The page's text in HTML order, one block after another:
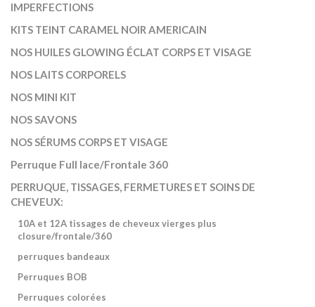
IMPERFECTIONS
KITS TEINT CARAMEL NOIR AMERICAIN
NOS HUILES GLOWING ÉCLAT CORPS ET VISAGE
NOS LAITS CORPORELS
NOS MINI KIT
NOS SAVONS
NOS SÉRUMS CORPS ET VISAGE
Perruque Full lace/Frontale 360
PERRUQUE, TISSAGES, FERMETURES ET SOINS DE
CHEVEUX:
10A et 12A tissages de cheveux vierges plus
closure/frontale/360
perruques bandeaux
Perruques BOB
Perruques colorées